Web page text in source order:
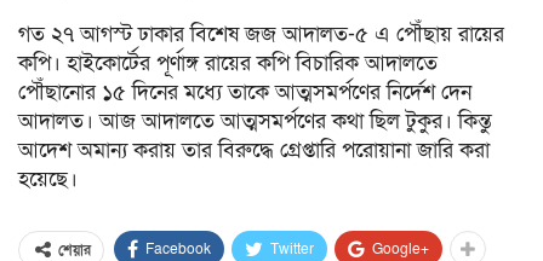
গত ২৭ আগস্ট ঢাকার বিশেষ জজ আদালত-৫ এ পৌঁছায় রায়ের
কপি। হাইকোর্টের পূর্ণাঙ্গ রায়ের কপি বিচারিক আদালতে
পৌঁছানোর ১৫ দিনের মধ্যে তাকে আত্মসমর্পণের নির্দেশ দেন
আদালত। আজ আদালতে আত্মসমর্পণের কথা ছিল টুকুর। কিন্তু
আদেশ অমান্য করায় তার বিরুদ্ধে গ্রেপ্তারি পরোয়ানা জারি করা
হয়েছে।
শেয়ার Facebook Twitter Google+